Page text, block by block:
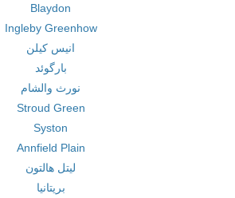
Blaydon
Ingleby Greenhow
انیس کیلن
بارگوئد
نورث والشام
Stroud Green
Syston
Annfield Plain
لیتل هالتون
بریتانیا